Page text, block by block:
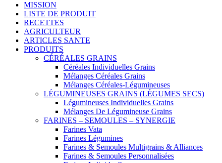
MISSION
LISTE DE PRODUIT
RECETTES
AGRICULTEUR
ARTICLES SANTE
PRODUITS
CÉRÉALES GRAINS
Céréales Individuelles Grains
Mélanges Céréales Grains
Mélanges Céréales-Légumineuses
LÉGUMINEUSES GRAINS (LÉGUMES SECS)
Légumineuses Individuelles Grains
Mélanges De Légumineuse Grains
FARINES – SEMOULES – SYNERGIE
Farines Vata
Farines Légumines
Farines & Semoules Multigrains & Alliances
Farines & Semoules Personnalisées